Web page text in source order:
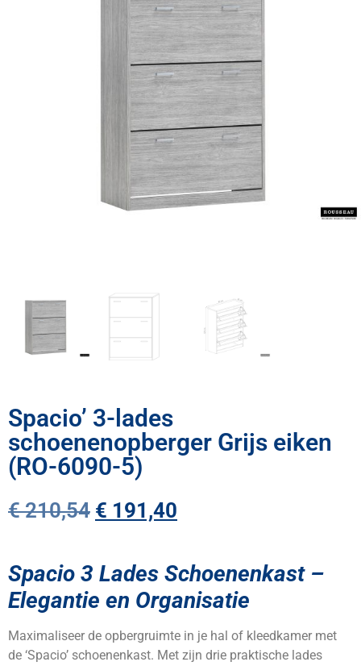
Spacio’ 3-lades
schoenenopberger Grijs eiken
(RO-6090-5)
€210,54 € 191,40
Spacio 3 Lades Schoenenkast –
Elegantie en Organisatie
Maximaliseer de opbergruimte in je hal of kleedkamer met
de ‘Spacio’ schoenenkast. Met zijn drie praktische lades